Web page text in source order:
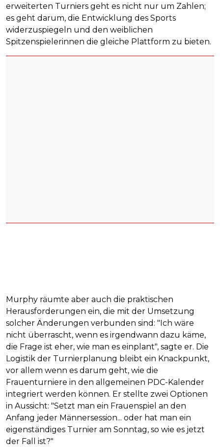
erweiterten Turniers geht es nicht nur um Zahlen;
es geht darum, die Entwicklung des Sports
widerzuspiegeln und den weiblichen
Spitzenspielerinnen die gleiche Plattform zu bieten.
Murphy räumte aber auch die praktischen
Herausforderungen ein, die mit der Umsetzung
solcher Änderungen verbunden sind: "Ich wäre
nicht überrascht, wenn es irgendwann dazu käme,
die Frage ist eher, wie man es einplant", sagte er. Die
Logistik der Turnierplanung bleibt ein Knackpunkt,
vor allem wenn es darum geht, wie die
Frauenturniere in den allgemeinen PDC-Kalender
integriert werden können. Er stellte zwei Optionen
in Aussicht: "Setzt man ein Frauenspiel an den
Anfang jeder Männersession... oder hat man ein
eigenständiges Turnier am Sonntag, so wie es jetzt
der Fall ist?"